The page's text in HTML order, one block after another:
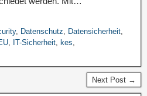
, Datenschutz, Datensicherheit,
, IT-Sicherheit, kes,
Next Post →